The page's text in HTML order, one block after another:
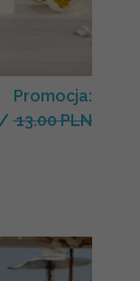
Promocja:
/ 13.00 PLN